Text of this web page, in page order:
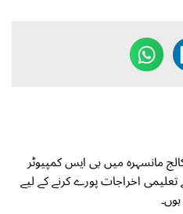
مانسہرہ میں بی ایس کمپیوٹر
اخراجات پورے کرنے کے لیے